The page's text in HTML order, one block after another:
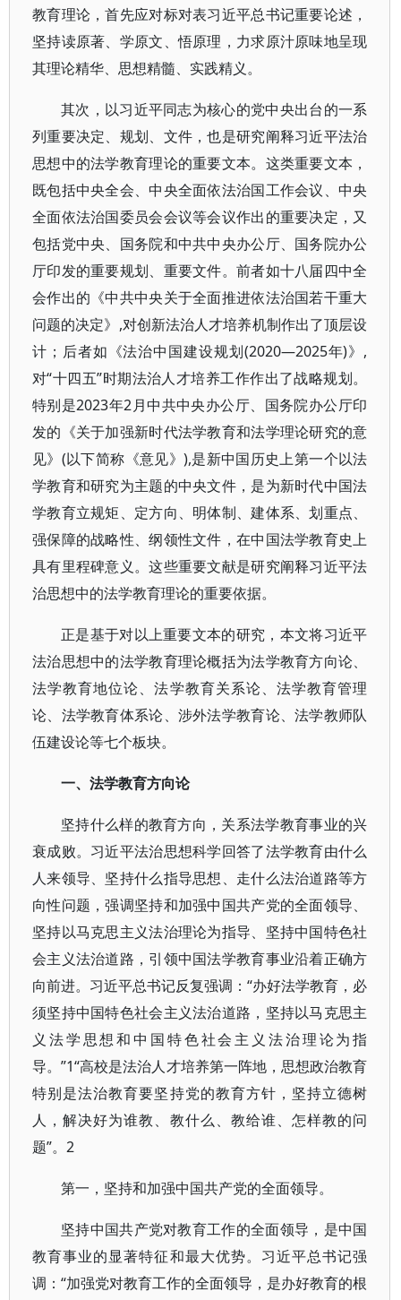
教育理论，首先应对标对表习近平总书记重要论述，
坚持读原著、学原文、悟原理，力求原汁原味地呈现
其理论精华、思想精髓、实践精义。
其次，以习近平同志为核心的党中央出台的一系
列重要决定、规划、文件，也是研究阐释习近平法治
思想中的法学教育理论的重要文本。这类重要文本，
既包括中央全会、中央全面依法治国工作会议、中央
全面依法治国委员会会议等会议作出的重要决定，又
包括党中央、国务院和中共中央办公厅、国务院办公
厅印发的重要规划、重要文件。前者如十八届四中全
会作出的《中共中央关于全面推进依法治国若干重大
问题的决定》,对创新法治人才培养机制作出了顶层设
计；后者如《法治中国建设规划(2020—2025年)》,
对“十四五”时期法治人才培养工作作出了战略规划。
特别是2023年2月中共中央办公厅、国务院办公厅印
发的《关于加强新时代法学教育和法学理论研究的意
见》(以下简称《意见》),是新中国历史上第一个以法
学教育和研究为主题的中央文件，是为新时代中国法
学教育立规矩、定方向、明体制、建体系、划重点、
强保障的战略性、纲领性文件，在中国法学教育史上
具有里程碑意义。这些重要文献是研究阐释习近平法
治思想中的法学教育理论的重要依据。
正是基于对以上重要文本的研究，本文将习近平
法治思想中的法学教育理论概括为法学教育方向论、
法学教育地位论、法学教育关系论、法学教育管理
论、法学教育体系论、涉外法学教育论、法学教师队
伍建设论等七个板块。
一、法学教育方向论
坚持什么样的教育方向，关系法学教育事业的兴
衰成败。习近平法治思想科学回答了法学教育由什么
人来领导、坚持什么指导思想、走什么法治道路等方
向性问题，强调坚持和加强中国共产党的全面领导、
坚持以马克思主义法治理论为指导、坚持中国特色社
会主义法治道路，引领中国法学教育事业沿着正确方
向前进。习近平总书记反复强调：“办好法学教育，必
须坚持中国特色社会主义法治道路，坚持以马克思主
义法学思想和中国特色社会主义法治理论为指
导。”1“高校是法治人才培养第一阵地，思想政治教育
特别是法治教育要坚持党的教育方针，坚持立德树
人，解决好为谁教、教什么、教给谁、怎样教的问
题”。2
第一，坚持和加强中国共产党的全面领导。
坚持中国共产党对教育工作的全面领导，是中国
教育事业的显著特征和最大优势。习近平总书记强
调：“加强党对教育工作的全面领导，是办好教育的根